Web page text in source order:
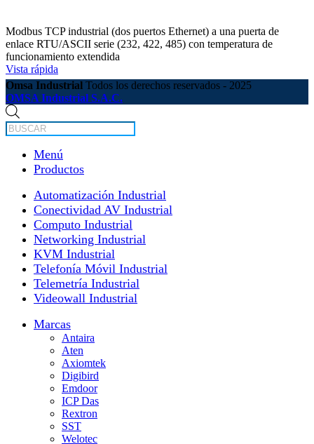
Modbus TCP industrial (dos puertos Ethernet) a una puerta de
enlace RTU/ASCII serie (232, 422, 485) con temperatura de
funcionamiento extendida
Vista rápida
Omsa Industrial Todos los derechos reservados - 2025
OMSA Industrial S.A.C.
de
productos
Menú
Productos
Automatización Industrial
Conectividad AV Industrial
Computo Industrial
Networking Industrial
KVM Industrial
Telefonía Móvil Industrial
Telemetría Industrial
Videowall Industrial
Marcas
Antaira
Aten
Axiomtek
Digibird
Emdoor
ICP Das
Rextron
SST
Welotec